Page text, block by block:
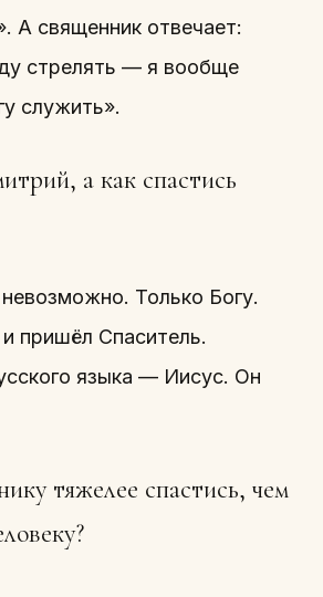
А священник отвечает:
стрелять — я вообще
служить».
а как спастись
Только Богу.
пришёл Спаситель.
языка — Иисус. Он
тяжелее спастись, чем